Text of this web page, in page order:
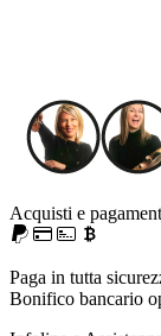
Acquisti e
Paga in tutta
Bonifico bancario